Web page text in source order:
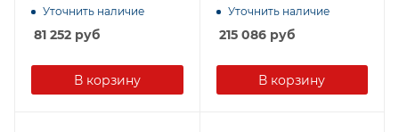
защитной оболочке
Уточнить наличие
81 252 руб
В корзину
защитной оболочке
Уточнить наличие
215 086руб
В корзину